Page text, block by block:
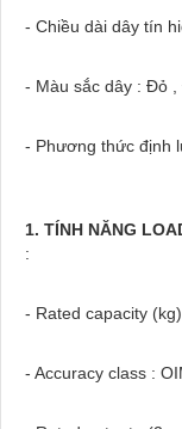
- Chiều dài dây tín
- Màu sắc dây : Đỏ
- Phương thức định
1. TÍNH NĂNG
:
- Rated capacity
- Accuracy class :